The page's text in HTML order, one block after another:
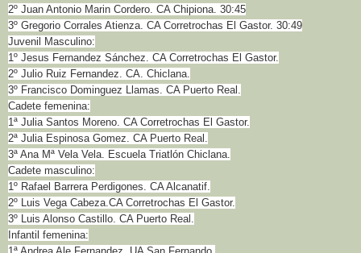
2º Juan Antonio Marin Cordero. CA Chipiona. 30:45
3º Gregorio Corrales Atienza. CA Corretrochas El Gastor. 30:49
Juvenil Masculino:
1º Jesus Fernandez Sánchez. CA Corretrochas El Gastor.
2º Julio Ruiz Fernandez. CA. Chiclana.
3º Francisco Dominguez Llamas. CA Puerto Real.
Cadete femenina:
1ª Julia Santos Moreno. CA Corretrochas El Gastor.
2ª Julia Espinosa Gomez. CA Puerto Real.
3ª Ana Mª Vela Vela. Escuela Triatlón Chiclana.
Cadete masculino:
1º Rafael Barrera Perdigones. CA Alcanatif.
2º Luis Vega Cabeza.CA Corretrochas El Gastor.
3º Luis Alonso Castillo. CA Puerto Real.
Infantil femenina: